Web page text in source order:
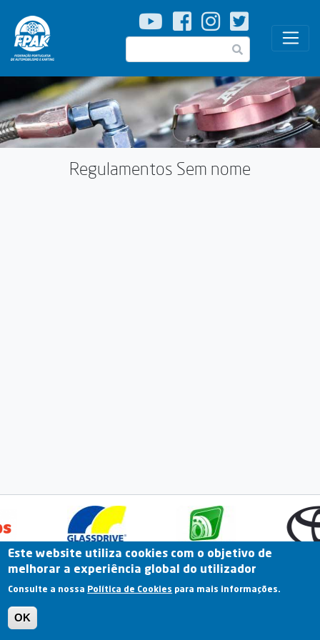
Passar
para
o
Pesquisar
Regulamentos Sem nome
Previous
Fale Connosco Portal Online Arquivo
Termos e Condições | Política de Privacidade |
Este website utiliza cookies com o objetivo de
melhorar a experiência global do utilizador
Consulte a nossa Política de Cookies para mais informações.
OK